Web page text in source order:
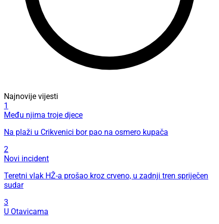
Najnovije vijesti
1
Među njima troje djece
Na plaži u Crikvenici bor pao na osmero kupača
2
Novi incident
Teretni vlak HŽ-a prošao kroz crveno, u zadnji tren spriječen
sudar
3
U Otavicama